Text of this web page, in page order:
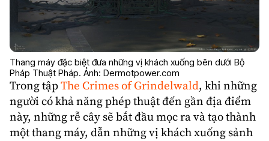
Thang máy đặc biệt đưa những vị khách xuống bên dưới Bộ
Pháp Thuật Pháp. Ảnh: Dermotpower.com
Trong tậpThe Crimes of Grindelwald, khi những
người có khả năng phép thuật đến gần địa điểm
này, những rễ cây sẽ bắt đầu mọc ra và tạo thành
một thang máy, dẫn những vị khách xuống sảnh